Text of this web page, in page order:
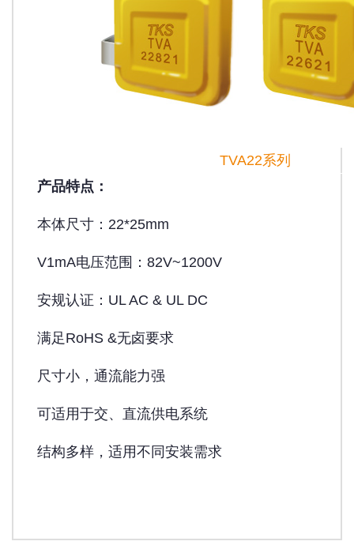
TVA22系列
产品特点：
本体尺寸：22*25mm
V1mA电压范围：82V~1200V
安规认证：UL AC & UL DC
满足RoHS &无卤要求
尺寸小，通流能力强
可适用于交、直流供电系统
结构多样，适用不同安装需求